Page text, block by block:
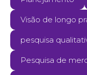
Visão de longo
pesquisa
Pesquisa de